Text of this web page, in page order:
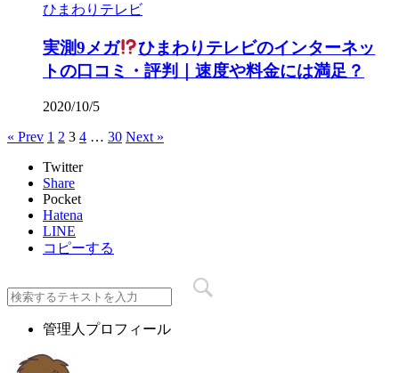
ひまわりテレビ
実測9メガ
ひまわりテレビのインターネッ
トの口コミ・評判｜速度や料金には満足？
2020/10/5
« Prev 1 2 3 4 … 30 Next »
Twitter
Share
Pocket
Hatena
LINE
コピーする
管理人プロフィール